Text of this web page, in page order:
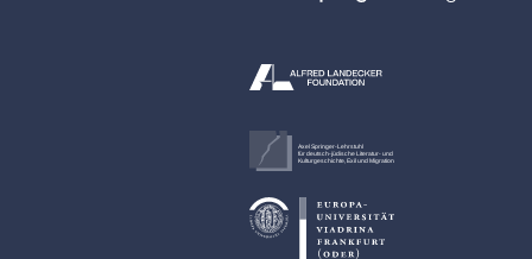
Axel Springer-Lehrstuhl
für deutsch-jüdische Literatur- und
Kulturgeschichte, Exil und Migration